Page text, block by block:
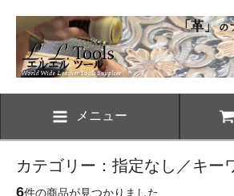
メニュー
カテゴリー：指定なし／キー
6件の商品が見つかりました